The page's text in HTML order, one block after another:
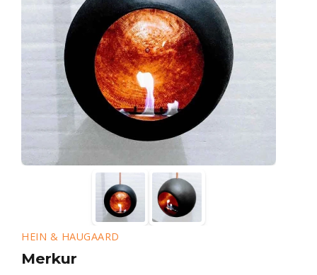
HEIN & HAUGAARD
Merkur